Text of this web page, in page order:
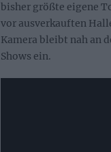
bisher größte eigene
vor ausverkauften
Kamera bleibt nah an
Shows ein.